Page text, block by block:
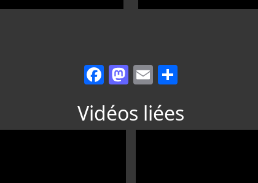
Facebook
Mastodon
Email
Vidéos liées